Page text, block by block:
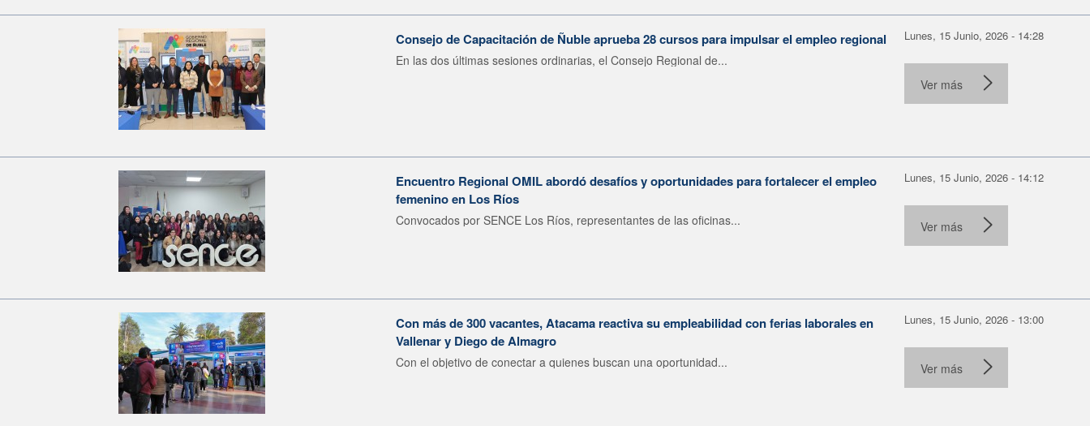
Consejo de Capacitación de Ñuble aprueba 28 cursos para impulsar el empleo regional
En las dos últimas sesiones ordinarias, el Consejo Regional de...
Lunes, 15 Junio, 2026 - 14:28
Ver más
Encuentro Regional OMIL abordó desafíos y oportunidades para fortalecer el empleo
femenino en Los Ríos
Convocados por SENCE Los Ríos, representantes de las oficinas...
Lunes, 15 Junio, 2026 - 14:12
Ver más
Con más de 300 vacantes, Atacama reactiva su empleabilidad con ferias laborales en
Vallenar y Diego de Almagro
Con el objetivo de conectar a quienes buscan una oportunidad...
Lunes, 15 Junio, 2026 - 13:00
Ver más